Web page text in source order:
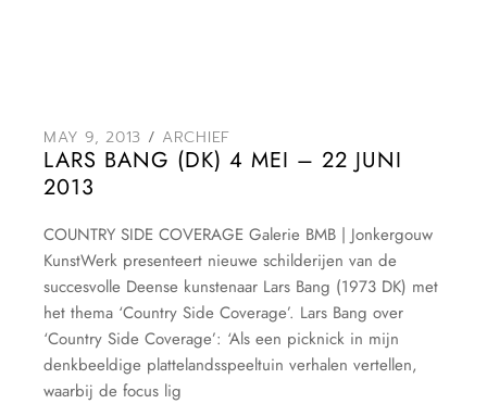
MAY 9, 2013 ARCHIEF
LARS BANG (DK) 4 MEI – 22 JUNI
2013
COUNTRY SIDE COVERAGE Galerie BMB | Jonkergouw
KunstWerk presenteert nieuwe schilderijen van de
succesvolle Deense kunstenaar Lars Bang (1973 DK) met
het thema ‘Country Side Coverage’. Lars Bang over
‘Country Side Coverage’: ‘Als een picknick in mijn
denkbeeldige plattelandsspeeltuin verhalen vertellen,
waarbij de focus lig